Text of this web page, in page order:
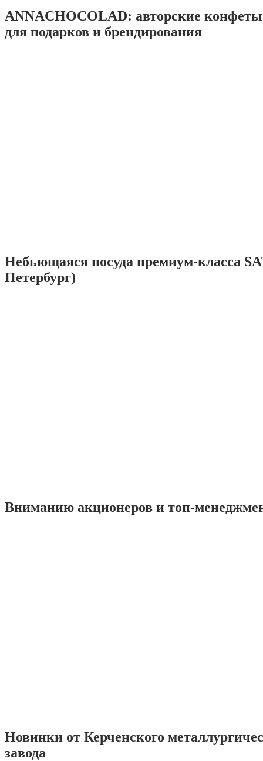
ANNACHOCOLAD: авторские
для подарков и брендирования
Небьющаяся посуда премиум-класса
Петербург)
Вниманию акционеров и топ-
Новинки от Керченского
завода